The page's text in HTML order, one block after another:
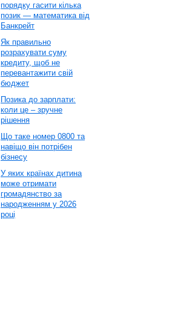
порядку гасити кілька
позик — математика від
Банкрейт
Як правильно
розрахувати суму
кредиту, щоб не
перевантажити свій
бюджет
Позика до зарплати:
коли це – зручне
рішення
Що таке номер 0800 та
навіщо він потрібен
бізнесу
У яких країнах дитина
може отримати
громадянство за
народженням у 2026
році